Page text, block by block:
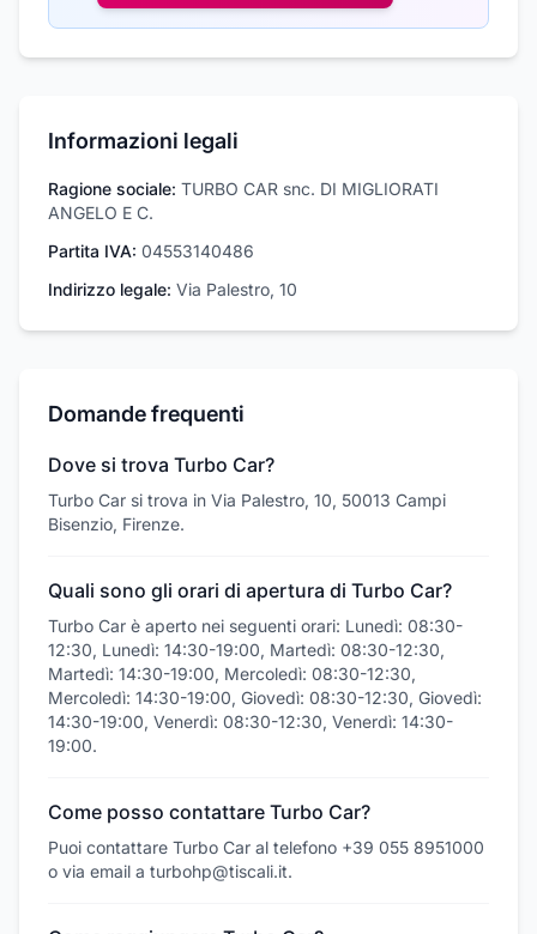
Informazioni legali
Ragione sociale: TURBO CAR snc. DI MIGLIORATI
ANGELO E C.
Partita IVA: 04553140486
Indirizzo legale: Via Palestro, 10
Domande frequenti
Dove si trova Turbo Car?
Turbo Car si trova in Via Palestro, 10, 50013 Campi
Bisenzio, Firenze.
Quali sono gli orari di apertura di Turbo Car?
Turbo Car è aperto nei seguenti orari: Lunedì: 08:30-
12:30, Lunedì: 14:30-19:00, Martedì: 08:30-12:30,
Martedì: 14:30-19:00, Mercoledì: 08:30-12:30,
Mercoledì: 14:30-19:00, Giovedì: 08:30-12:30, Giovedì:
14:30-19:00, Venerdì: 08:30-12:30, Venerdì: 14:30-
19:00.
Come posso contattare Turbo Car?
Puoi contattare Turbo Car al telefono +39 055 8951000
o via email a turbohp@tiscali.it.